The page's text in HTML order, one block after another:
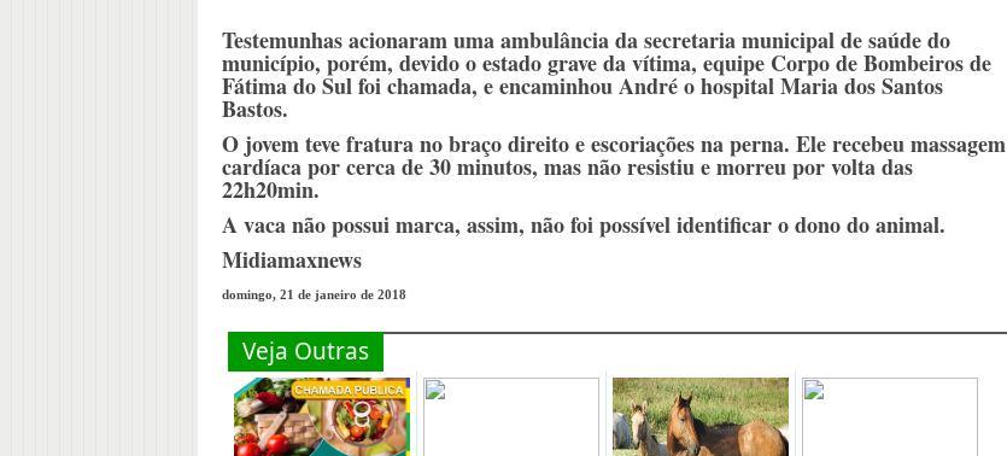
Testemunhas acionaram uma ambulância da secretaria municipal de saúde do
município, porém, devido o estado grave da vítima, equipe Corpo de Bombeiros de
Fátima do Sul foi chamada, e encaminhou André o hospital Maria dos Santos
Bastos.
O jovem teve fratura no braço direito e escoriações na perna. Ele recebeu massagem
cardíaca por cerca de 30 minutos, mas não resistiu e morreu por volta das
22h20min.
A vaca não possui marca, assim, não foi possível identificar o dono do animal.
Midiamaxnews
domingo, 21 de janeiro de 2018
Veja Outras